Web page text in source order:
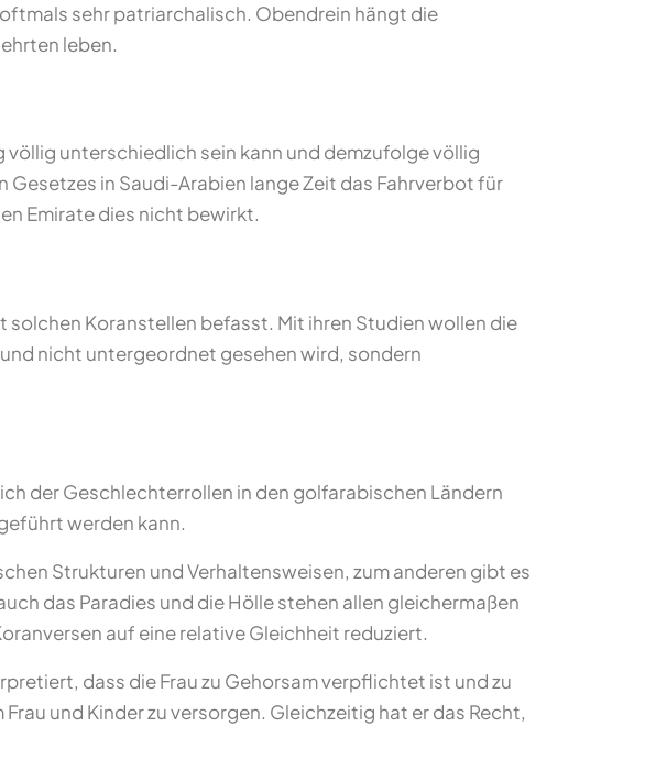
sehr patriarchalisch. Obendrein hängt die
leben.
völlig unterschiedlich sein kann und demzufolge völlig
in Saudi-Arabien lange Zeit das Fahrverbot für
Emirate dies nicht bewirkt.
Koranstellen befasst. Mit ihren Studien wollen die
nicht untergeordnet gesehen wird, sondern
der Geschlechterrollen in den golfarabischen Ländern
werden kann.
Strukturen und Verhaltensweisen, zum anderen gibt es
das Paradies und die Hölle stehen allen gleichermaßen
auf eine relative Gleichheit reduziert.
dass die Frau zu Gehorsam verpflichtet ist und zu
und Kinder zu versorgen. Gleichzeitig hat er das Recht,